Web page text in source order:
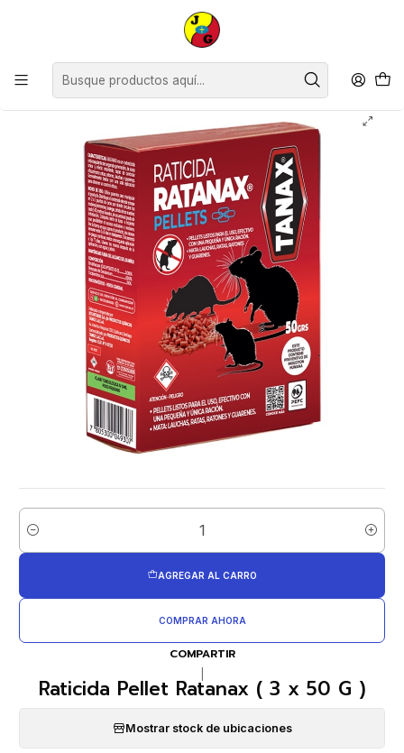
Disponible sólo Retiro en Tienda Osorno.
Raticida Pellet Ratanax ( 3 x 50 G )
Cantidad
AGREGAR AL CARRO
COMPRAR AHORA
COMPARTIR
Raticida Pellet Ratanax ( 3 x 50 G )
Mostrar stock de ubicaciones